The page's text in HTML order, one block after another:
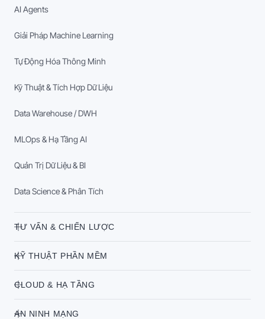
AI Agents
Giải Pháp Machine Learning
Tự Động Hóa Thông Minh
Kỹ Thuật & Tích Hợp Dữ Liệu
Data Warehouse / DWH
MLOps & Hạ Tầng AI
Quản Trị Dữ Liệu & BI
Data Science & Phân Tích
TƯ VẤN & CHIẾN LƯỢC
KỸ THUẬT PHẦN MỀM
CLOUD & HẠ TẦNG
AN NINH MẠNG